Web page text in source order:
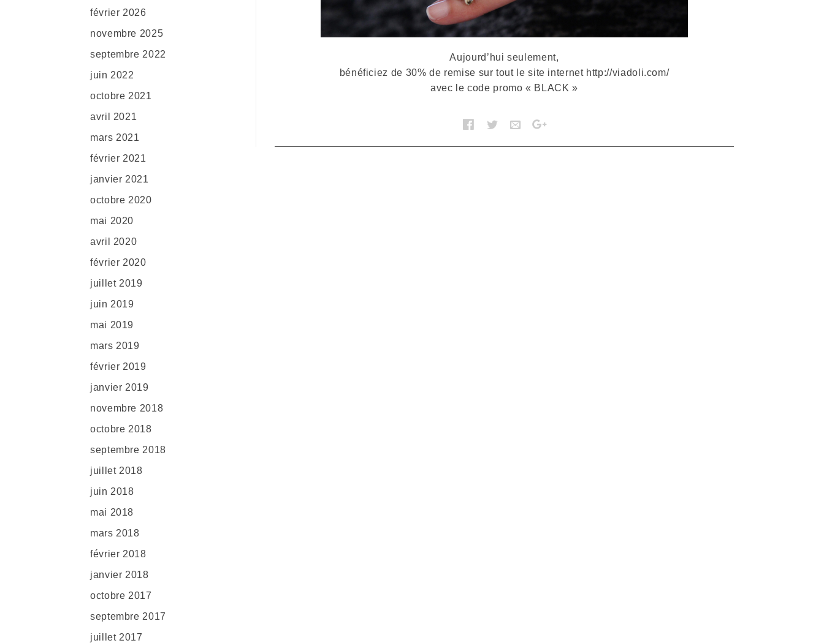
Aujourd’hui seulement,
bénéficiez de 30% de remise sur tout le site internet http://viadoli.com/
avec le code promo « BLACK »
février 2026
novembre 2025
septembre 2022
juin 2022
octobre 2021
avril 2021
mars 2021
février 2021
janvier 2021
octobre 2020
mai 2020
avril 2020
février 2020
juillet 2019
juin 2019
mai 2019
mars 2019
février 2019
janvier 2019
novembre 2018
octobre 2018
septembre 2018
juillet 2018
juin 2018
mai 2018
mars 2018
février 2018
janvier 2018
octobre 2017
septembre 2017
juillet 2017